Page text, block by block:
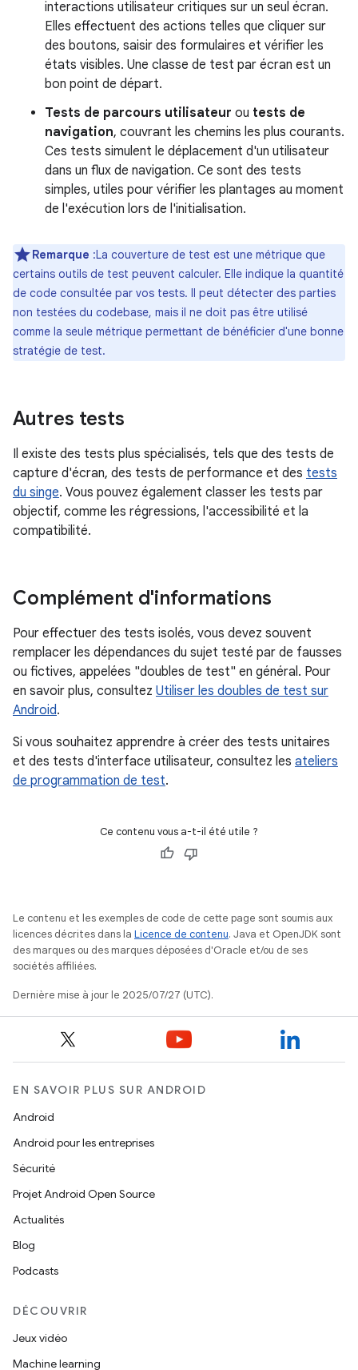
interactions utilisateur critiques sur un seul écran.
Elles effectuent des actions telles que cliquer sur
des boutons, saisir des formulaires et vérifier les
états visibles. Une classe de test par écran est un
bon point de départ.
Tests de parcours utilisateur ou tests de
navigation, couvrant les chemins les plus courants.
Ces tests simulent le déplacement d'un utilisateur
dans un flux de navigation. Ce sont des tests
simples, utiles pour vérifier les plantages au moment
de l'exécution lors de l'initialisation.
Remarque :La couverture de test est une métrique que
certains outils de test peuvent calculer. Elle indique la quantité
de code consultée par vos tests. Il peut détecter des parties
non testées du codebase, mais il ne doit pas être utilisé
comme la seule métrique permettant de bénéficier d'une bonne
stratégie de test.
Autres tests
Il existe des tests plus spécialisés, tels que des tests de
capture d'écran, des tests de performance et des tests
du singe. Vous pouvez également classer les tests par
objectif, comme les régressions, l'accessibilité et la
compatibilité.
Complément d'informations
Pour effectuer des tests isolés, vous devez souvent
remplacer les dépendances du sujet testé par de fausses
ou fictives, appelées "doubles de test" en général. Pour
en savoir plus, consultez Utiliser les doubles de test sur
Android.
Si vous souhaitez apprendre à créer des tests unitaires
et des tests d'interface utilisateur, consultez les ateliers
de programmation de test.
Ce contenu vous a-t-il été utile ?
Le contenu et les exemples de code de cette page sont soumis aux
licences décrites dans la Licence de contenu. Java et OpenJDK sont
des marques ou des marques déposées d'Oracle et/ou de ses
sociétés affiliées.
Dernière mise à jour le 2025/07/27 (UTC).
EN SAVOIR PLUS SUR ANDROID
Android
Android pour les entreprises
Sécurité
Projet Android Open Source
Actualités
Blog
Podcasts
DÉCOUVRIR
Jeux vidéo
Machine learning